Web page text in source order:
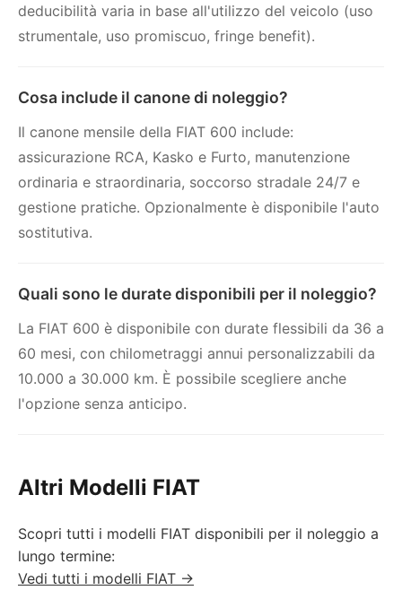
deducibilità varia in base all'utilizzo del veicolo (uso
strumentale, uso promiscuo, fringe benefit).
Cosa include il canone di noleggio?
Il canone mensile della FIAT 600 include:
assicurazione RCA, Kasko e Furto, manutenzione
ordinaria e straordinaria, soccorso stradale 24/7 e
gestione pratiche. Opzionalmente è disponibile l'auto
sostitutiva.
Quali sono le durate disponibili per il noleggio?
La FIAT 600 è disponibile con durate flessibili da 36 a
60 mesi, con chilometraggi annui personalizzabili da
10.000 a 30.000 km. È possibile scegliere anche
l'opzione senza anticipo.
Altri Modelli FIAT
Scopri tutti i modelli FIAT disponibili per il noleggio a
lungo termine:
Vedi tutti i modelli FIAT →